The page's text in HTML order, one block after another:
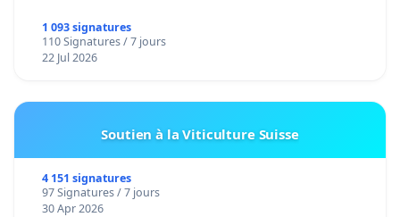
1 093 signatures
110 Signatures / 7 jours
22 Jul 2026
Soutien à la Viticulture Suisse
4 151 signatures
97 Signatures / 7 jours
30 Apr 2026